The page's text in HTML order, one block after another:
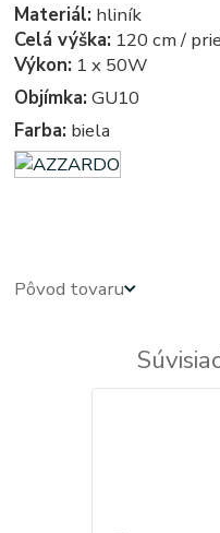
Materiál: hliník
Celá výška: 120 cm /
Výkon: 1 x 50W
Objímka: GU10
Farba: biela
Pôvod tovaru